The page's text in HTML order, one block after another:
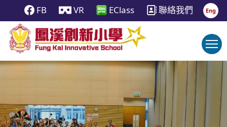
FB VR EClass 聯絡我們 Eng